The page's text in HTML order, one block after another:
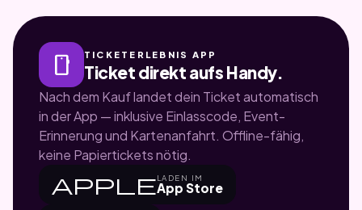
smartphone TICKETERLEBNIS APP
Ticket direkt aufs Handy.
Nach dem Kauf landet dein Ticket automatisch
in der App — inklusive Einlasscode, Event-
Erinnerung und Kartenanfahrt. Offline-fähig,
keine Papiertickets nötig.
appleLADEN IM
App Store